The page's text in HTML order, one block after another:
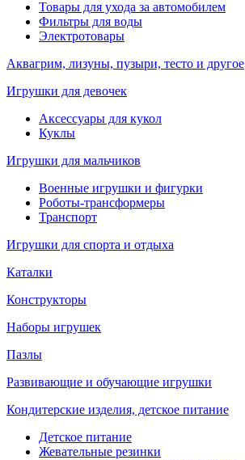
Товары для ухода за автомобилем
Фильтры для воды
Электротовары
Аквагрим, лизуны, пузыри, тесто и другое
Игрушки для девочек
Аксессуары для кукол
Куклы
Игрушки для мальчиков
Военные игрушки и фигурки
Роботы-трансформеры
Транспорт
Игрушки для спорта и отдыха
Каталки
Конструкторы
Наборы игрушек
Пазлы
Развивающие и обучающие игрушки
Кондитерские изделия, детское питание
Детское питание
Жевательные резинки